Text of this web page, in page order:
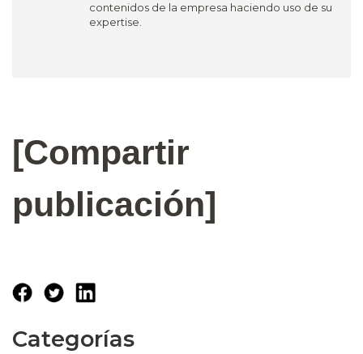
contenidos de la empresa haciendo uso de su
expertise.
[Compartir
publicación]
Categorías